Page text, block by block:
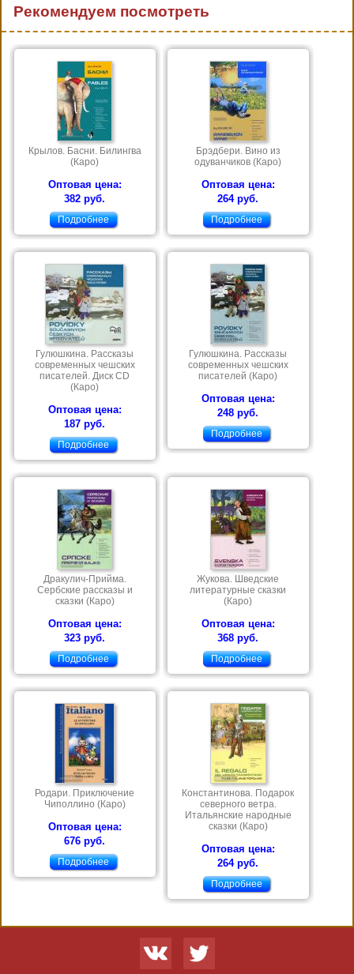
Рекомендуем посмотреть
Крылов. Басни. Билингва
(Каро)
Оптовая цена:
382 руб.
Подробнее
Брэдбери. Вино из
одуванчиков (Каро)
Оптовая цена:
264 руб.
Подробнее
Гулюшкина. Рассказы
современных чешских
писателей. Диск CD
(Каро)
Оптовая цена:
187 руб.
Подробнее
Гулюшкина. Рассказы
современных чешских
писателей (Каро)
Оптовая цена:
248 руб.
Подробнее
Дракулич-Прийма.
Сербские рассказы и
сказки (Каро)
Оптовая цена:
323 руб.
Подробнее
Жукова. Шведские
литературные сказки
(Каро)
Оптовая цена:
368 руб.
Подробнее
Родари. Приключение
Чиполлино (Каро)
Оптовая цена:
676 руб.
Подробнее
Константинова. Подарок
северного ветра.
Итальянские народные
сказки (Каро)
Оптовая цена:
264 руб.
Подробнее